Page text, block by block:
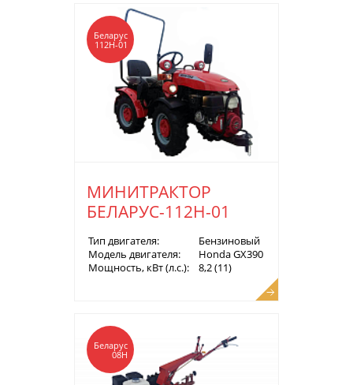
Беларус
112Н-01
МИНИТРАКТОР
БЕЛАРУС-112Н-01
Тип двигателя:
Бензиновый
Модель двигателя:
Honda GX390
Мощность, кВт (л.с.):
8,2 (11)
Беларус
08Н